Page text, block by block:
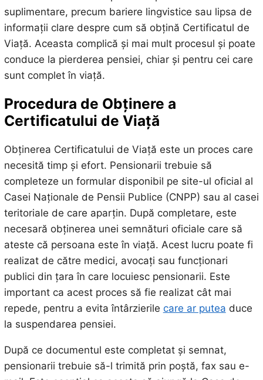
suplimentare, precum bariere lingvistice sau lipsa de
informații clare despre cum să obțină Certificatul de
Viață. Aceasta complică și mai mult procesul și poate
conduce la pierderea pensiei, chiar și pentru cei care
sunt complet în viață.
Procedura de Obținere a
Certificatului de Viață
Obținerea Certificatului de Viață este un proces care
necesită timp și efort. Pensionarii trebuie să
completeze un formular disponibil pe site-ul oficial al
Casei Naționale de Pensii Publice (CNPP) sau al casei
teritoriale de care aparțin. După completare, este
necesară obținerea unei semnături oficiale care să
ateste că persoana este în viață. Acest lucru poate fi
realizat de către medici, avocați sau funcționari
publici din țara în care locuiesc pensionarii. Este
important ca acest proces să fie realizat cât mai
repede, pentru a evita întârzierile care ar putea duce
la suspendarea pensiei.
După ce documentul este completat și semnat,
pensionarii trebuie să-l trimită prin poștă, fax sau e-